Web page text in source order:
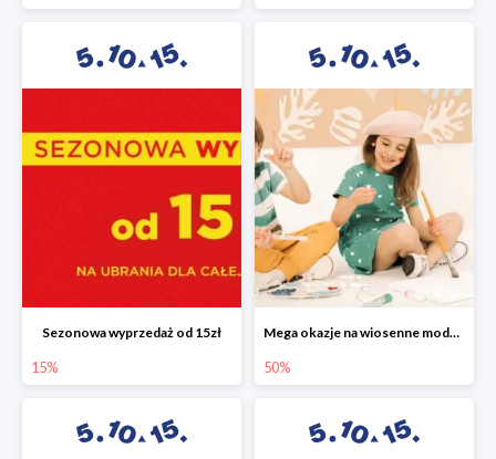
Sezonowa wyprzedaż od 15zł
15%
Mega okazje na wiosenne modele w 5.10.15 do -50%
50%